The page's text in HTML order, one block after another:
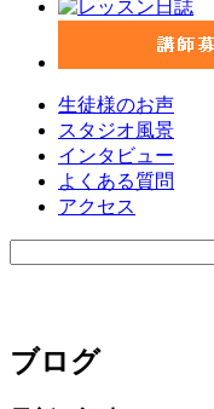
生徒様のお声
スタジオ風景
インタビュー
よくある質問
アクセス
ブログ